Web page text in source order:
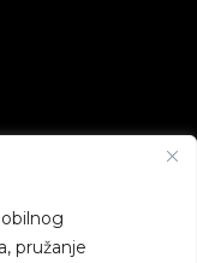
pružanje